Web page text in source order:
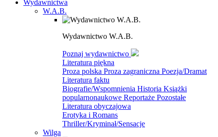
Wydawnictwa
W.A.B.
Wydawnictwo W.A.B.
Poznaj wydawnictwo
Literatura piękna
Proza polska Proza zagraniczna Poezja/Dramat
Literatura faktu
Biografie/Wspomnienia Historia Książki
popularnonaukowe Reportaże Pozostałe
Literatura obyczajowa
Erotyka i Romans
Thriller/Kryminał/Sensacje
Wilga